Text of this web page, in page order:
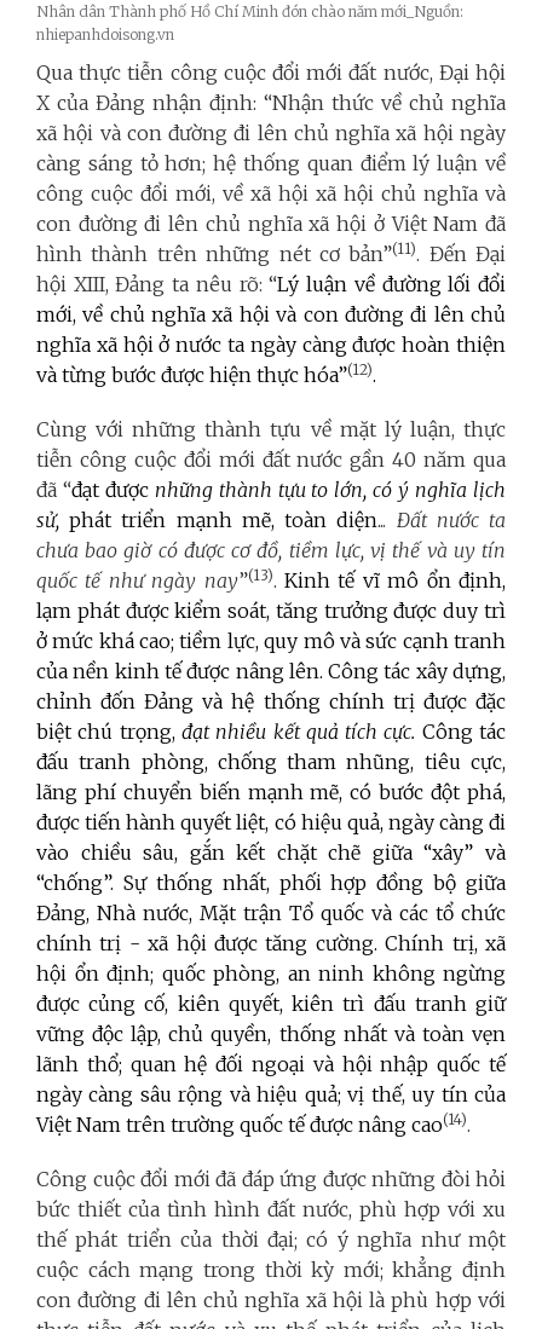
Nhân dân Thành phố Hồ Chí Minh đón chào năm mới_Nguồn:
nhiepanhdoisong.vn
Qua thực tiễn công cuộc đổi mới đất nước, Đại hội
X của Đảng nhận định: “Nhận thức về chủ nghĩa
xã hội và con đường đi lên chủ nghĩa xã hội ngày
càng sáng tỏ hơn; hệ thống quan điểm lý luận về
công cuộc đổi mới, về xã hội xã hội chủ nghĩa và
con đường đi lên chủ nghĩa xã hội ở Việt Nam đã
hình thành trên những nét cơ bản”(11). Đến Đại
hội XIII, Đảng ta nêu rõ: “Lý luận về đường lối đổi
mới, về chủ nghĩa xã hội và con đường đi lên chủ
nghĩa xã hội ở nước ta ngày càng được hoàn thiện
và từng bước được hiện thực hóa”(12).
Cùng với những thành tựu về mặt lý luận, thực
tiễn công cuộc đổi mới đất nước gần 40 năm qua
đã “đạt được những thành tựu to lớn, có ý nghĩa lịch
sử,phát triển mạnh mẽ, toàn diện... Đất nước ta
chưa bao giờ có được cơ đồ, tiềm lực, vị thế và uy tín
quốc tế như ngày nay”(13).Kinh tế vĩ mô ổn định,
lạm phát được kiểm soát, tăng trưởng được duy trì
ở mức khá cao; tiềm lực, quy mô và sức cạnh tranh
của nền kinh tế được nâng lên. Công tác xây dựng,
chỉnh đốn Đảng và hệ thống chính trị được đặc
biệt chú trọng, đạt nhiều kết quả tích cực. Công tác
đấu tranh phòng, chống tham nhũng, tiêu cực,
lãng phí chuyển biến mạnh mẽ, có bước đột phá,
được tiến hành quyết liệt, có hiệu quả, ngày càng đi
vào chiều sâu, gắn kết chặt chẽ giữa “xây” và
“chống”. Sự thống nhất, phối hợp đồng bộ giữa
Đảng, Nhà nước, Mặt trận Tổ quốc và các tổ chức
chính trị - xã hội được tăng cường. Chính trị, xã
hội ổn định; quốc phòng, an ninh không ngừng
được củng cố, kiên quyết, kiên trì đấu tranh giữ
vững độc lập, chủ quyền, thống nhất và toàn vẹn
lãnh thổ; quan hệ đối ngoại và hội nhập quốc tế
ngày càng sâu rộng và hiệu quả; vị thế, uy tín của
Việt Nam trên trường quốc tế được nâng cao(14).
Công cuộc đổi mới đã đáp ứng được những đòi hỏi
bức thiết của tình hình đất nước, phù hợp với xu
thế phát triển của thời đại; có ý nghĩa như một
cuộc cách mạng trong thời kỳ mới; khẳng định
con đường đi lên chủ nghĩa xã hội là phù hợp với